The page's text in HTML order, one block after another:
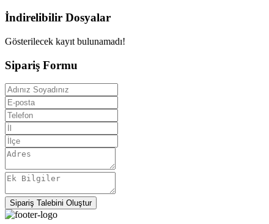
İndirelibilir Dosyalar
Gösterilecek kayıt bulunamadı!
Sipariş Formu
Sipariş Talebini Oluştur